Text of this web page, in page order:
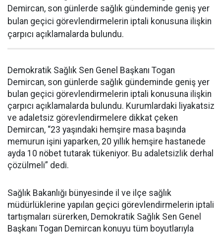
Demircan, son günlerde sağlık gündeminde geniş yer
bulan geçici görevlendirmelerin iptali konusuna ilişkin
çarpıcı açıklamalarda bulundu.
Demokratik Sağlık Sen Genel Başkanı Togan
Demircan, son günlerde sağlık gündeminde geniş yer
bulan geçici görevlendirmelerin iptali konusuna ilişkin
çarpıcı açıklamalarda bulundu. Kurumlardaki liyakatsiz
ve adaletsiz görevlendirmelere dikkat çeken
Demircan, “23 yaşındaki hemşire masa başında
memurun işini yaparken, 20 yıllık hemşire hastanede
ayda 10 nöbet tutarak tükeniyor. Bu adaletsizlik derhal
çözülmeli” dedi.
Sağlık Bakanlığı bünyesinde il ve ilçe sağlık
müdürlüklerine yapılan geçici görevlendirmelerin iptali
tartışmaları sürerken, Demokratik Sağlık Sen Genel
Başkanı Togan Demircan konuyu tüm boyutlarıyla